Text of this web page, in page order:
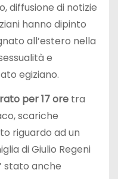
diffusione di notizie
hanno dipinto
all’estero nella
e
egiziano.
per 17 oretra
scariche
riguardo ad un
di Giulio Regeni
stato anche